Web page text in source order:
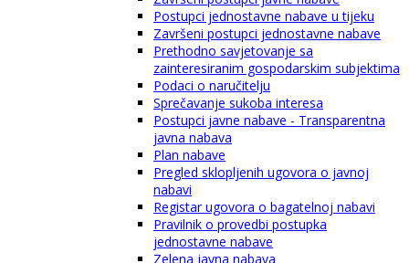
Postupci jednostavne nabave u tijeku
Završeni postupci jednostavne nabave
Prethodno savjetovanje sa
zainteresiranim gospodarskim subjektima
Podaci o naručitelju
Sprečavanje sukoba interesa
Postupci javne nabave - Transparentna
javna nabava
Plan nabave
Pregled sklopljenih ugovora o javnoj
nabavi
Registar ugovora o bagatelnoj nabavi
Pravilnik o provedbi postupka
jednostavne nabave
Zelena javna nabava